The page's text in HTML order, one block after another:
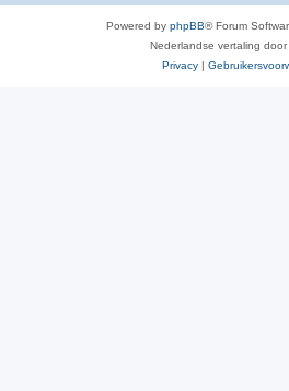
Powered by phpBB® Forum
Nederlandse vertaling door
Privacy |